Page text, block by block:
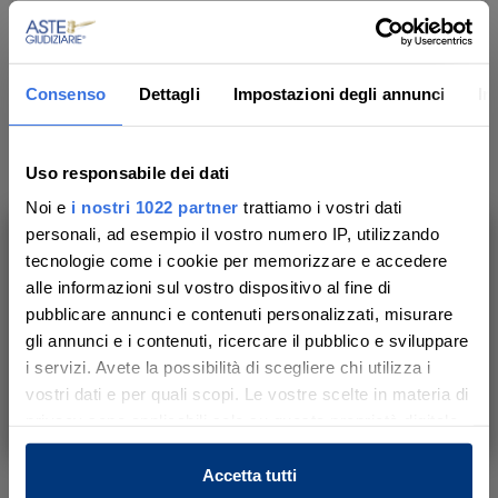
Consenso Dettagli Impostazioni degli annunci
Uso responsabile dei dati
Noi e i nostri 1022 partner trattiamo i vostri dati
personali, ad esempio il vostro numero IP, utilizzando
tecnologie come i cookie per memorizzare e accedere
alle informazioni sul vostro dispositivo al fine di
pubblicare annunci e contenuti personalizzati, misurare
gli annunci e i contenuti, ricercare il pubblico e sviluppare
i servizi. Avete la possibilità di scegliere chi utilizza i
vostri dati e per quali scopi. Le vostre scelte in materia di
in cui avete effettuato le vostre scelte. È possibile
modificare o revocare il proprio consenso in qualsiasi
Accetta tutti
MERCE DEPERIBILE
N. 1 bottiglia Grillo verde Badalucco
Indirizzo
-,Ragusa(RG)
Modalità di consegna
Luogo di ritiro del bene
- Ragusa
Ti aiutiamo a trovare, comprendere e
partecipare all’asta in sicurezza.
Con noi, passo dopo passo.
Scopri il servizio